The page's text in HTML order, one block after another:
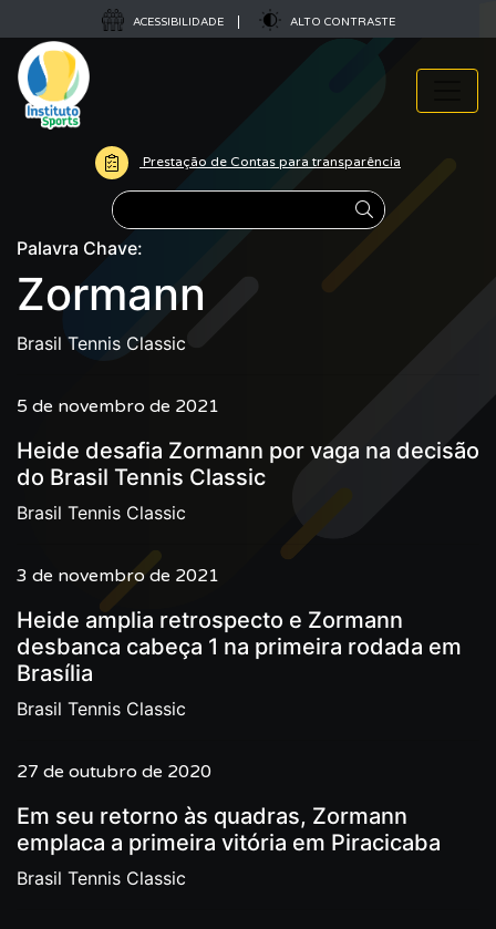
ACESSIBILIDADE ALTO CONTRASTE
Prestação de Contas para transparência
Pesquisar
Palavra Chave:
Zormann
Brasil Tennis Classic
5 de novembro de 2021
Heide desafia Zormann por vaga na decisão
do Brasil Tennis Classic
Brasil Tennis Classic
3 de novembro de 2021
Heide amplia retrospecto e Zormann
desbanca cabeça 1 na primeira rodada em
Brasília
Brasil Tennis Classic
27 de outubro de 2020
Em seu retorno às quadras, Zormann
emplaca a primeira vitória em Piracicaba
Brasil Tennis Classic